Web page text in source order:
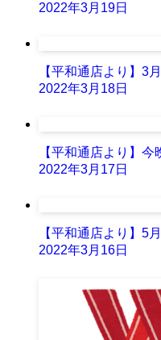
2022年3月19日
【平和通店より】3
2022年3月18日
【平和通店より】今
2022年3月17日
【平和通店より】5
2022年3月16日